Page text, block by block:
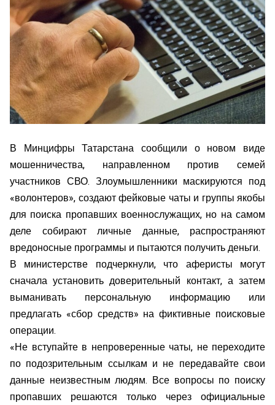
В Минцифры Татарстана сообщили о новом виде
мошенничества, направленном против семей
участников СВО. Злоумышленники маскируются под
«волонтеров», создают фейковые чаты и группы якобы
для поиска пропавших военнослужащих, но на самом
деле собирают личные данные, распространяют
вредоносные программы и пытаются получить деньги.
В министерстве подчеркнули, что аферисты могут
сначала установить доверительный контакт, а затем
выманивать персональную информацию или
предлагать «сбор средств» на фиктивные поисковые
операции.
«Не вступайте в непроверенные чаты, не переходите
по подозрительным ссылкам и не передавайте свои
данные неизвестным людям. Все вопросы по поиску
пропавших решаются только через официальные